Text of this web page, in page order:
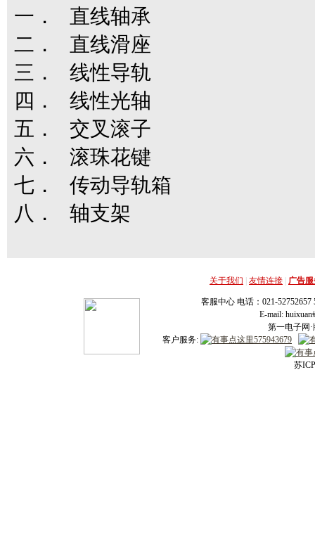
一． 直线轴承
二． 直线滑座
三． 线性导轨
四． 线性光轴
五． 交叉滚子
六． 滚珠花键
七． 传动导轨箱
八． 轴支架
关于我们 友情连接 广告
客服中心 电话：021-52752657
E-mail:
第一电子网·
客户服务:
苏